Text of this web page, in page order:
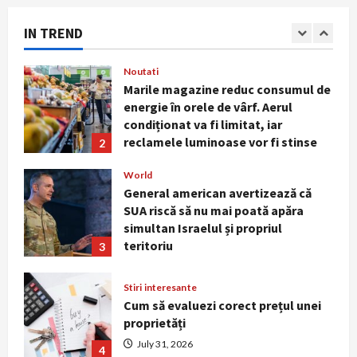
IN TREND
reclamele luminoase vor fi stinse
August 5, 2026
3
World
General american avertizează că
SUA riscă să nu mai poată apăra
simultan Israelul și propriul
teritoriu
4
Cum să evaluezi corect prețul unei
proprietăți
July 31, 2026
5
Obiceiul simplu pe care medicii îl
recomandă dimineața pentru o viață
mai lungă. Nu este vorba despre
cafea sau antrenamente intense